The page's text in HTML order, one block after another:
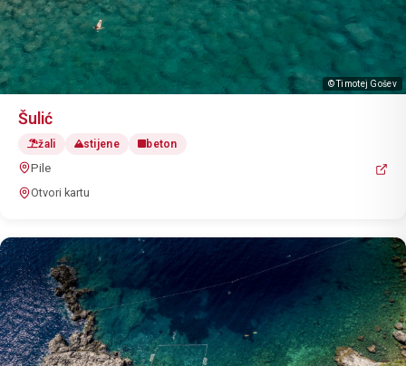
© Timotej Gošev
Šulić
žali stijene beton
Pile
Otvori kartu